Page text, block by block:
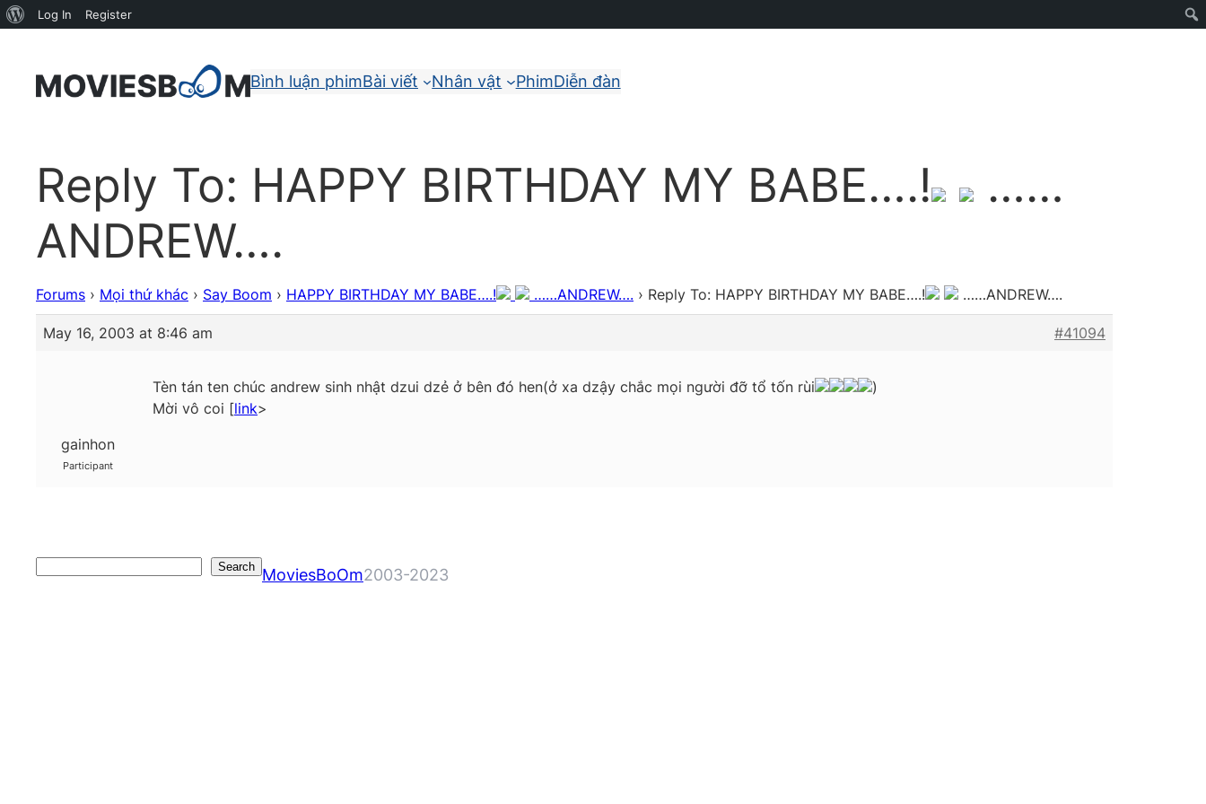
Bình luận phimBài viết Nhân vật PhimDiễn đàn
Reply To: HAPPY BIRTHDAY MY BABE….!
……
ANDREW….
Forums › Mọi thứ khác › Say Boom › HAPPY BIRTHDAY MY BABE….! ……ANDREW…. › Reply To: HAPPY BIRTHDAY MY BABE….! ……ANDREW….
May 16, 2003 at 8:46 am #41094
gainhon
Participant
Tèn tán ten chúc andrew sinh nhật dzui dzẻ ở bên đó hen(ở xa dzậy chắc mọi người đỡ tổ tốn rùi
)
Mời vô coi [link>
Search MoviesBoOm2003-2023
About
Log In Register